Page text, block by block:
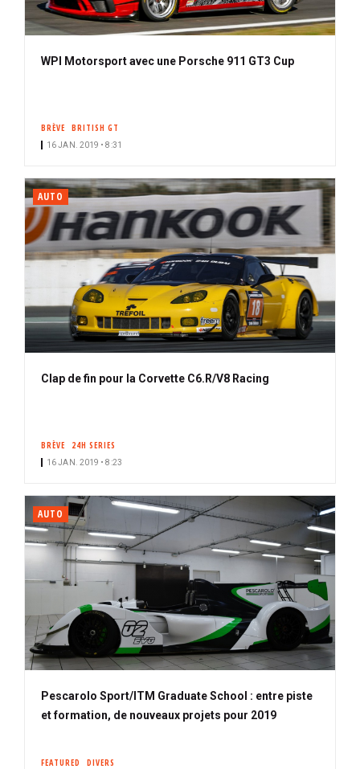
WPI Motorsport avec une Porsche 911 GT3 Cup
BRÈVE BRITISH GT
16 JAN. 2019 • 8:31
AUTO
Clap de fin pour la Corvette C6.R/V8 Racing
BRÈVE 24H SERIES
16 JAN. 2019 • 8:23
AUTO
Pescarolo Sport/ITM Graduate School : entre piste
et formation, de nouveaux projets pour 2019
FEATURED DIVERS